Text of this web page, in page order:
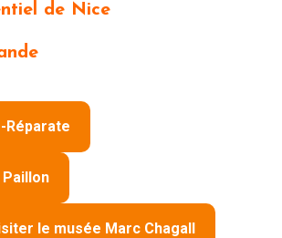
de Nice
Réparate
le musée Marc Chagall